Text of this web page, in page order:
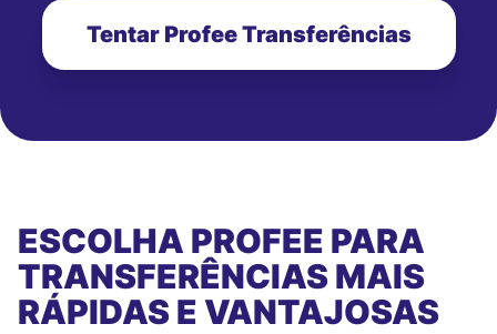
Tentar Profee Transferências
ESCOLHA PROFEE PARA
TRANSFERÊNCIAS MAIS
RÁPIDAS E VANTAJOSAS